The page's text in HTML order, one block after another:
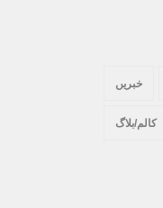
خبریں
کالم/بلاگ